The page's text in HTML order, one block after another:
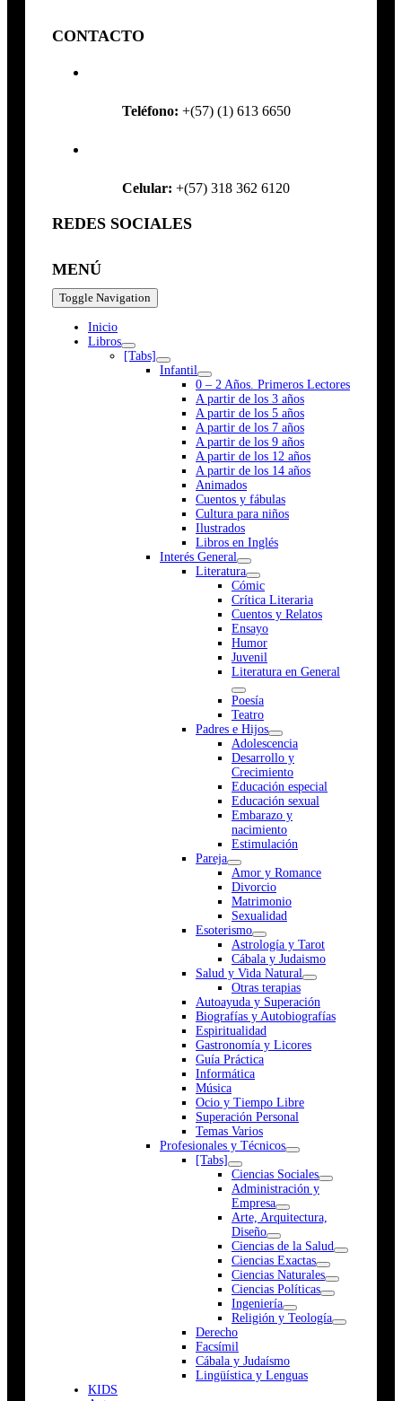
CONTACTO
Teléfono: +(57) (1) 613 6650
Celular: +(57) 318 362 6120
REDES SOCIALES
MENÚ
Toggle Navigation
Inicio
Libros
[Tabs]
Infantil
0 – 2 Años. Primeros Lectores
A partir de los 3 años
A partir de los 5 años
A partir de los 7 años
A partir de los 9 años
A partir de los 12 años
A partir de los 14 años
Animados
Cuentos y fábulas
Cultura para niños
Ilustrados
Libros en Inglés
Interés General
Literatura
Cómic
Crítica Literaria
Cuentos y Relatos
Ensayo
Humor
Juvenil
Literatura en General
Poesía
Teatro
Padres e Hijos
Adolescencia
Desarrollo y
Crecimiento
Educación especial
Educación sexual
Embarazo y
nacimiento
Estimulación
Pareja
Amor y Romance
Divorcio
Matrimonio
Sexualidad
Esoterismo
Astrología y Tarot
Cábala y Judaismo
Salud y Vida Natural
Otras terapias
Autoayuda y Superación
Biografías y Autobiografías
Espiritualidad
Gastronomía y Licores
Guía Práctica
Informática
Música
Ocio y Tiempo Libre
Superación Personal
Temas Varios
Profesionales y Técnicos
[Tabs]
Ciencias Sociales
Administración y
Empresa
Arte, Arquitectura,
Diseño
Ciencias de la Salud
Ciencias Exactas
Ciencias Naturales
Ciencias Políticas
Ingeniería
Religión y Teología
Derecho
Facsímil
Cábala y Judaísmo
Lingüística y Lenguas
KIDS